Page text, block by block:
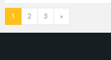
1 2 3 »